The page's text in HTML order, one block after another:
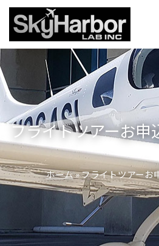
フライトツアーお申
ホーム» フライトツアーお